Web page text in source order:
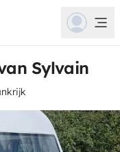
Sylvain